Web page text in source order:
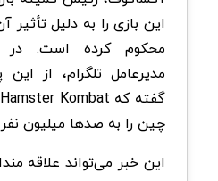
این بازی را به دلیل
محکوم کرده است. در
مدیرعامل تلگرام، از
چین را به صدها میلیون
این خبر می‌تواند علاقه